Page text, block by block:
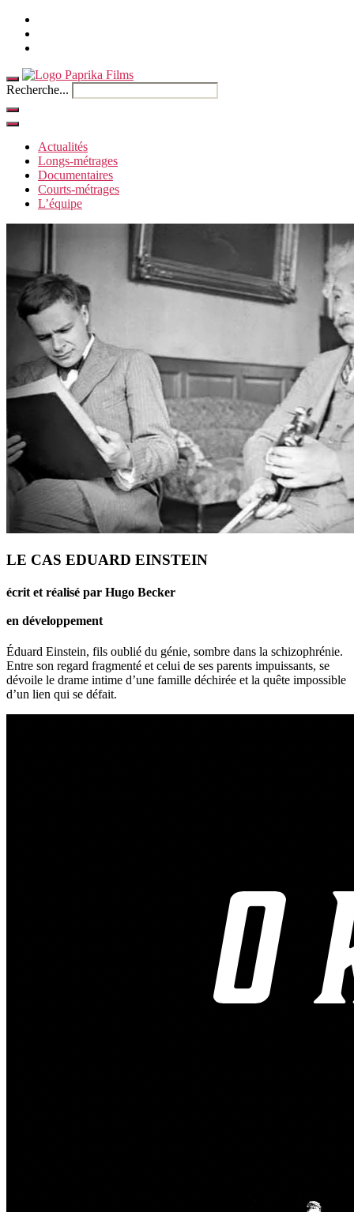
Recherche...
Actualités
Longs-métrages
Documentaires
Courts-métrages
L’équipe
LE CAS EDUARD EINSTEIN
écrit et réalisé par Hugo Becker
en développement
Éduard Einstein, fils oublié du génie, sombre dans la schizophrénie.
Entre son regard fragmenté et celui de ses parents impuissants, se
dévoile le drame intime d’une famille déchirée et la quête impossible
d’un lien qui se défait.